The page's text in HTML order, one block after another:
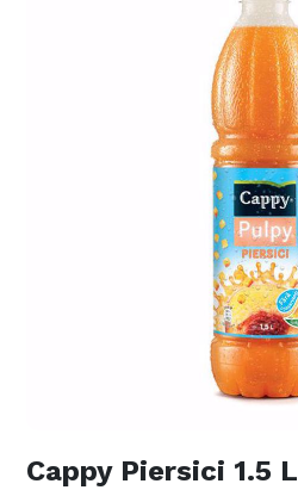
Cappy Piersici 1.5 L